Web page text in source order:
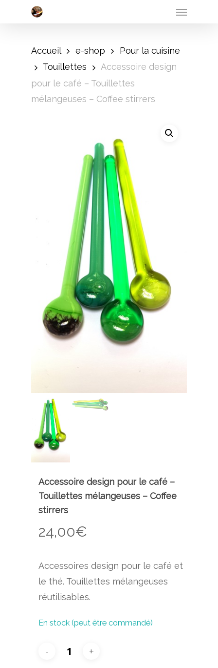
contentAccueil e-shop
Pour la cuisine
Touillettes
Accessoire design
pour le café – Touillettes
mélangeuses – Coffee stirrers
Accessoire design pour le café –
Touillettes mélangeuses – Coffee
stirrers
24,00€
Accessoires design pour le café et
le thé. Touillettes mélangeuses
réutilisables.
En stock (peut être commandé)